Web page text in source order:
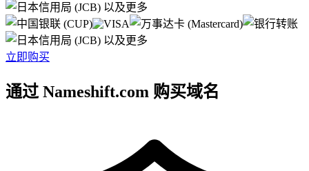
以及更多
以及更多
立即购买
通过 Nameshift.com 购买域名